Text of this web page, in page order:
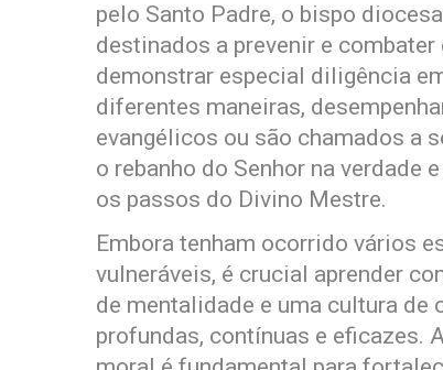
pelo Santo Padre, o bispo
destinados a prevenir e
demonstrar especial diligência
diferentes maneiras,
evangélicos ou são chamados a
o rebanho do Senhor na verdade
os passos do Divino Mestre.
Embora tenham ocorrido vários
vulneráveis, é crucial aprender
de mentalidade e uma cultura de
profundas, contínuas e eficazes.